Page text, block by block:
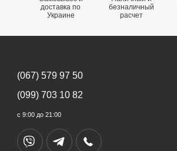
доставка по
Украине
безналичный
расчет
(067) 579 97 50
(099) 703 10 82
с 9:00 до 21:00